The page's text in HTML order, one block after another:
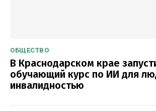
ОБЩЕСТВО
В Краснодарском крае
обучающий курс по ИИ для
инвалидностью